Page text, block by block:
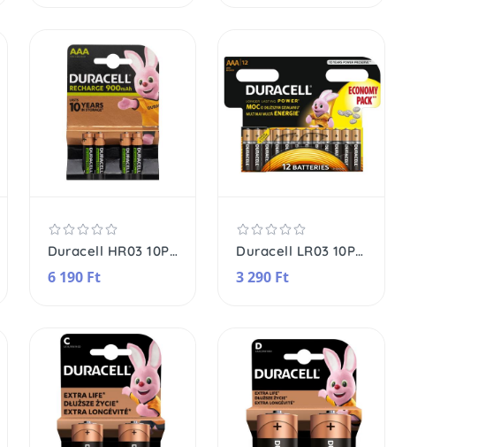
Duracell HR03 10PP110048 AAA NiMH akkumulátor, 1,2 V feszültség, 900 mAh kapacitás, 4db/bliszter
6 190 Ft
Duracell LR03 10PP100006 AAA alkáli elem, 1,5 V feszültség, 12db/bliszter
3 290 Ft